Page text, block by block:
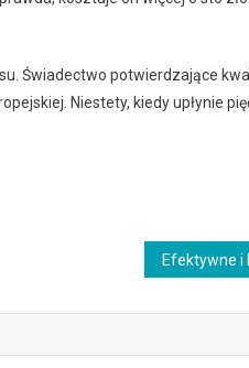
Świadectwo potwierdzające
Niestety, kiedy upłynie